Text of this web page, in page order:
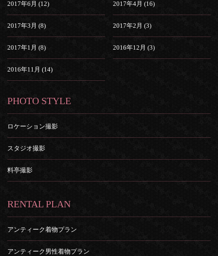
2017年6月 (12) 2017年4月 (16)
2017年3月 (8) 2017年2月 (3)
2017年1月 (8) 2016年12月 (3)
2016年11月 (14)
PHOTO STYLE
ロケーション撮影
スタジオ撮影
料亭撮影
RENTAL PLAN
アンティーク着物プラン
アンティーク男性着物プラン